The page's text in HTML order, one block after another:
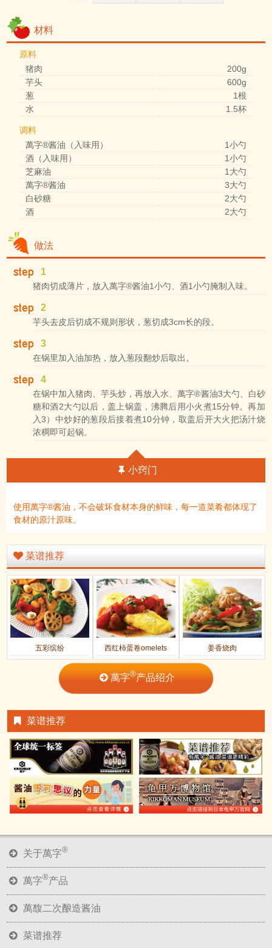
材料
原料
猪肉
200g
芋头
600g
葱
1根
水
1.5杯
调料
萬字®酱油（入味用）
1小勺
酒（入味用）
1小勺
芝麻油
1大勺
萬字®酱油
3大勺
白砂糖
2大勺
酒
2大勺
做法
1
猪肉切成薄片，放入萬字®酱油1小勺、酒1小勺腌制入味。
2
芋头去皮后切成不规则形状，葱切成3cm长的段。
3
在锅里加入油加热，放入葱段翻炒后取出。
4
在锅中加入猪肉、芋头炒，再放入水、萬字®酱油3大勺、白砂
糖和酒2大勺以后，盖上锅盖，沸腾后用小火煮15分钟。再加
入3）中炒好的葱段后接着煮10分钟，取盖后开大火把汤汁烧
浓稠即可起锅。
小窍门
使用萬字®酱油，不会破坏食材本身的鲜味，每一道菜肴都体现了
食材的原汁原味。
菜谱推荐
五彩缤纷 西红柿蛋卷omelets 姜香烧肉
萬字®产品绍介
菜谱推荐
关于萬字®
萬字®产品
萬馥二次酿造酱油
菜谱推荐